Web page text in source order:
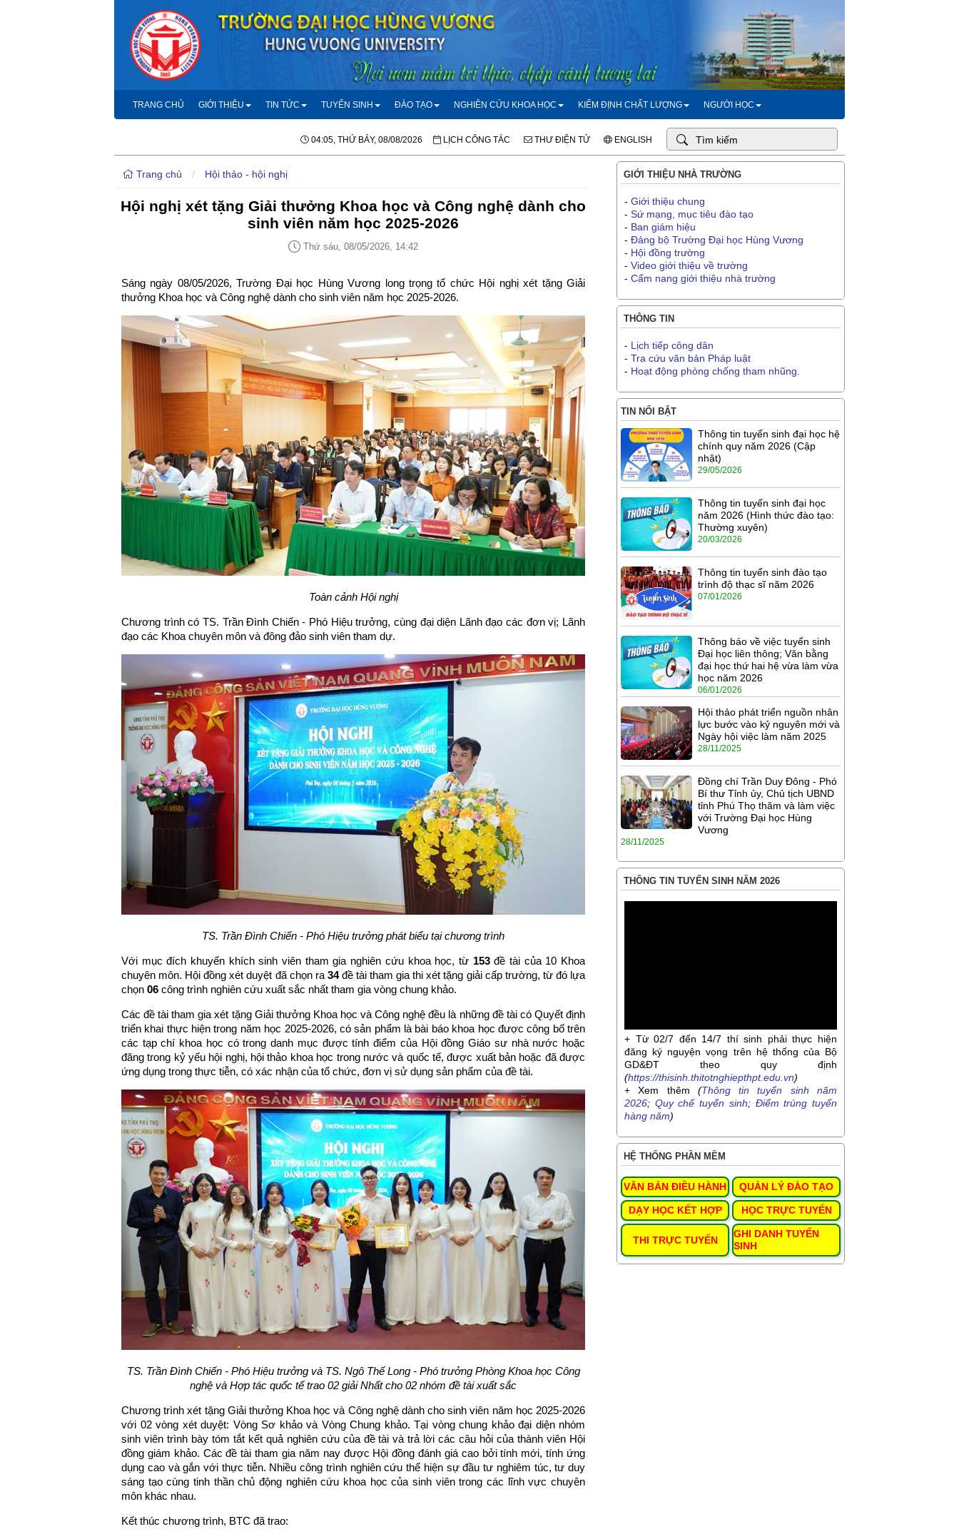
TRANG CHỦ GIỚI THIỆU TIN TỨC TUYỂN SINH ĐÀO TẠO NGHIÊN CỨU KHOA HỌC KIỂM ĐỊNH CHẤT LƯỢNG NGƯỜI HỌC
04:05, THỨ BẢY, 08/08/2026 LỊCH CÔNG TÁC THƯ ĐIỆN TỬ ENGLISH
Trang chủ / Hội thảo - hội nghị
Hội nghị xét tặng Giải thưởng Khoa học và Công nghệ dành cho
sinh viên năm học 2025-2026
Thứ sáu, 08/05/2026, 14:42
Sáng ngày 08/05/2026, Trường Đại học Hùng Vương long trọng tổ chức Hội nghị xét tặng Giải
thưởng Khoa học và Công nghệ dành cho sinh viên năm học 2025-2026.
Toàn cảnh Hội nghị
Chương trình có TS. Trần Đình Chiến - Phó Hiệu trưởng, cùng đại diện Lãnh đạo các đơn vị; Lãnh
đạo các Khoa chuyên môn và đông đảo sinh viên tham dự.
TS. Trần Đình Chiến - Phó Hiệu trưởng phát biểu tại chương trình
Với mục đích khuyến khích sinh viên tham gia nghiên cứu khoa học, từ 153đề tài của 10 Khoa
chuyên môn. Hội đồng xét duyệt đã chọn ra34đề tài tham gia thi xét tặng giải cấp trường, từ đó lựa
chọn 06 công trình nghiên cứu xuất sắc nhất tham gia vòng chung khảo.
Các đề tài tham gia xét tặng Giải thưởng Khoa học và Công nghệ đều là những đề tài có Quyết định
triển khai thực hiện trong năm học 2025-2026, có sản phẩm là bài báo khoa học được công bố trên
các tạp chí khoa học có trong danh mục được tính điểm của Hội đồng Giáo sư nhà nước hoặc
đăng trong kỷ yếu hội nghị, hội thảo khoa học trong nước và quốc tế, được xuất bản hoặc đã được
ứng dụng trong thực tiễn, có xác nhận của tổ chức, đơn vị sử dụng sản phẩm của đề tài.
TS. Trần Đình Chiến - Phó Hiệu trưởng và TS. Ngô Thế Long - Phó trưởng Phòng Khoa học Công
nghệ và Hợp tác quốc tế trao 02 giải Nhất cho 02 nhóm đề tài xuất sắc
Chương trình xét tặng Giải thưởng Khoa học và Công nghệ dành cho sinh viên năm học 2025-2026
với 02 vòng xét duyệt: Vòng Sơ khảo và Vòng Chung khảo. Tại vòng chung khảo đại diện nhóm
sinh viên trình bày tóm tắt kết quả nghiên cứu của đề tài và trả lời các câu hỏi của thành viên Hội
đồng giám khảo. Các đề tài tham gia năm nay được Hội đồng đánh giá cao bởi tính mới, tính ứng
dụng cao và gắn với thực tiễn. Nhiều công trình nghiên cứu thể hiện sự đầu tư nghiêm túc, tư duy
sáng tạo cùng tinh thần chủ động nghiên cứu khoa học của sinh viên trong các lĩnh vực chuyên
môn khác nhau.
Kết thúc chương trình, BTC đã trao:
GIỚI THIỆU NHÀ TRƯỜNG
- Giới thiệu chung
- Sứ mạng, mục tiêu đào tạo
- Ban giám hiệu
- Đảng bộ Trường Đại học Hùng Vương
- Hội đồng trường
- Video giới thiệu về trường
- Cẩm nang giới thiệu nhà trường
THÔNG TIN
- Lịch tiếp công dân
- Tra cứu văn bản Pháp luật
- Hoạt động phòng chống tham nhũng.
TIN NỔI BẬT
Thông tin tuyển sinh đại học hệ
chính quy năm 2026 (Cập
nhật)
29/05/2026
Thông tin tuyển sinh đại học
năm 2026 (Hình thức đào tạo:
Thường xuyên)
20/03/2026
Thông tin tuyển sinh đào tạo
trình độ thạc sĩ năm 2026
07/01/2026
Thông báo về việc tuyển sinh
Đại học liên thông; Văn bằng
đại học thứ hai hệ vừa làm vừa
học năm 2026
06/01/2026
Hội thảo phát triển nguồn nhân
lực bước vào kỷ nguyên mới và
Ngày hội việc làm năm 2025
28/11/2025
Đồng chí Trần Duy Đông - Phó
Bí thư Tỉnh ủy, Chủ tịch UBND
tỉnh Phú Thọ thăm và làm việc
với Trường Đại học Hùng
Vương
28/11/2025
THÔNG TIN TUYỂN SINH NĂM 2026
+ Từ 02/7 đến 14/7 thí sinh phải thực hiện
đăng ký nguyện vọng trên hệ thống của Bộ
GD&ĐT theo quy định
(https://thisinh.thitotnghiepthpt.edu.vn)
+ Xem thêm (Thông tin tuyển sinh năm
2026; Quy chế tuyển sinh; Điểm trúng tuyển
hàng năm)
HỆ THỐNG PHẦN MỀM
VĂN BẢN ĐIỀU HÀNH QUẢN LÝ ĐÀO TẠO
DẠY HỌC KẾT HỢP HỌC TRỰC TUYẾN
THI TRỰC TUYẾN
GHI DANH TUYỂN
SINH